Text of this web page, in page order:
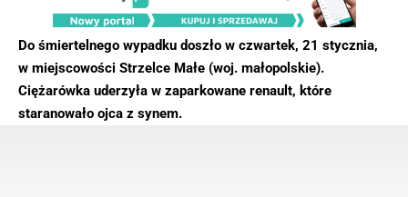
Do śmiertelnego wypadku doszło w czwartek, 21 stycznia,
w miejscowości Strzelce Małe (woj. małopolskie).
Ciężarówka uderzyła w zaparkowane renault, które
staranowało ojca z synem.